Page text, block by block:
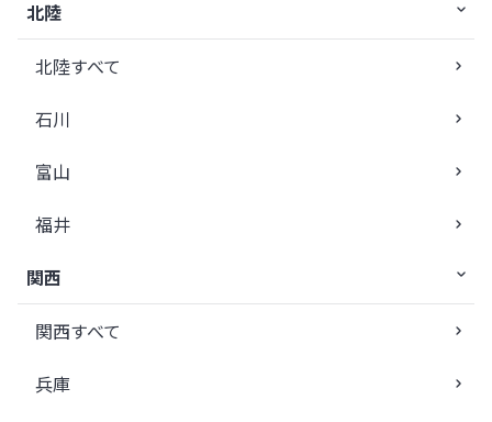
北陸
北陸すべて
石川
富山
福井
関西
関西すべて
兵庫